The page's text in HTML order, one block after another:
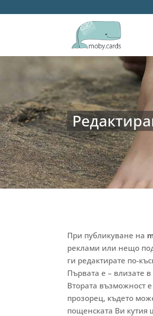
При публикуване на
реклами или нещо
ги редактирате по-
Първата е – влизате
Втората възможност
прозорец, където
пощенската Ви